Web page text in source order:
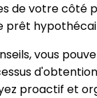
de votre côté
prêt
vous
proactif et